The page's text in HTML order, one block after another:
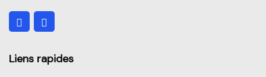
Liens rapides